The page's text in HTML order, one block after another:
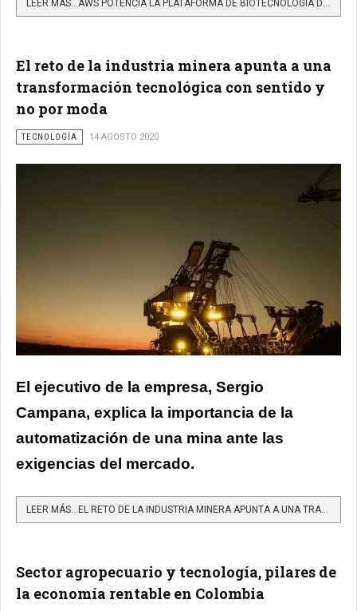
El reto de la industria minera apunta a una
transformación tecnológica con sentido y
no por moda
TECNOLOGÍA 14 AGOSTO 2020
El ejecutivo de la empresa, Sergio
Campana, explica la importancia de la
automatización de una mina ante las
exigencias del mercado.
Sector agropecuario y tecnología, pilares de
la economía rentable en Colombia